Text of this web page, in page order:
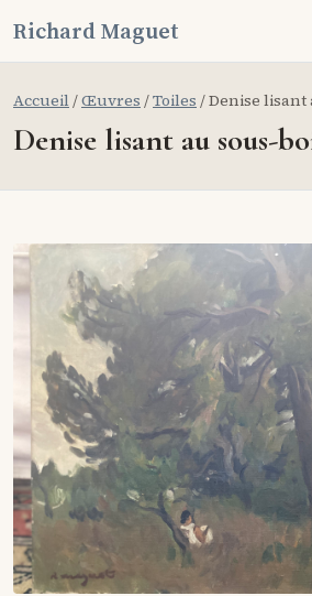
Richard Maguet
Accueil/Œuvres /Toiles / Denise lisant
Denise lisant au sous-